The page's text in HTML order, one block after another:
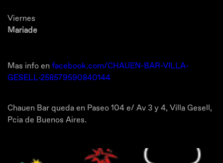
Viernes
Mariade
Mas info en facebook.com/CHAUEN-BAR-VILLA-
GESELL-258579590840144
Chauen Bar queda en Paseo 104 e/ Av 3 y 4, Villa Gesell,
Pcia de Buenos Aires.